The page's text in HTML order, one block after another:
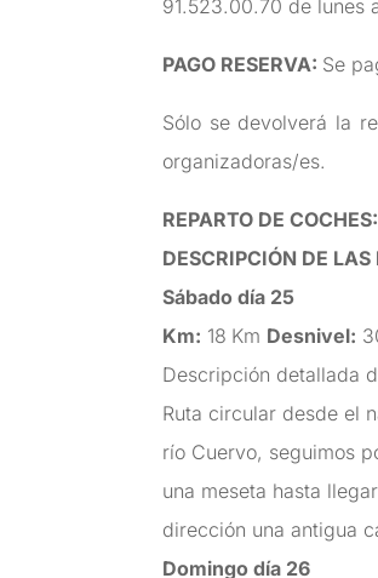
91.523.00.70 de lunes
PAGO RESERVA: Se
Sólo se devolverá la
organizadoras/es.
REPARTO DE COCHES:
DESCRIPCIÓN DE LAS
Sábado día 25
Km: 18 Km Desnivel:
Descripción detallada
Ruta circular desde el
río Cuervo, seguimos
una meseta hasta
dirección una antigua
Domingo día 26